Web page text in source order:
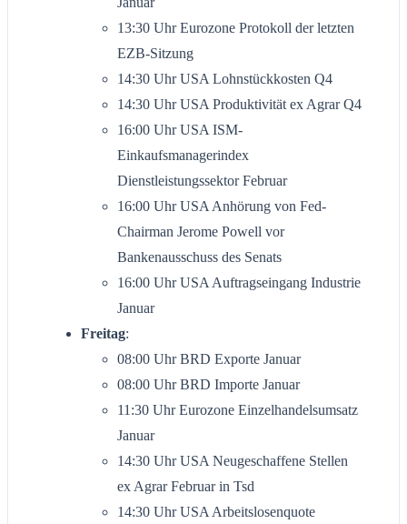
13:30 Uhr Eurozone Protokoll der letzten
EZB-Sitzung
14:30 Uhr USA Lohnstückkosten Q4
14:30 Uhr USA Produktivität ex Agrar Q4
16:00 Uhr USA ISM-
Einkaufsmanagerindex
Dienstleistungssektor Februar
16:00 Uhr USA Anhörung von Fed-
Chairman Jerome Powell vor
Bankenausschuss des Senats
16:00 Uhr USA Auftragseingang Industrie
Januar
Freitag:
08:00 Uhr BRD Exporte Januar
08:00 Uhr BRD Importe Januar
11:30 Uhr Eurozone Einzelhandelsumsatz
Januar
14:30 Uhr USA Neugeschaffene Stellen
ex Agrar Februar in Tsd
14:30 Uhr USA Arbeitslosenquote